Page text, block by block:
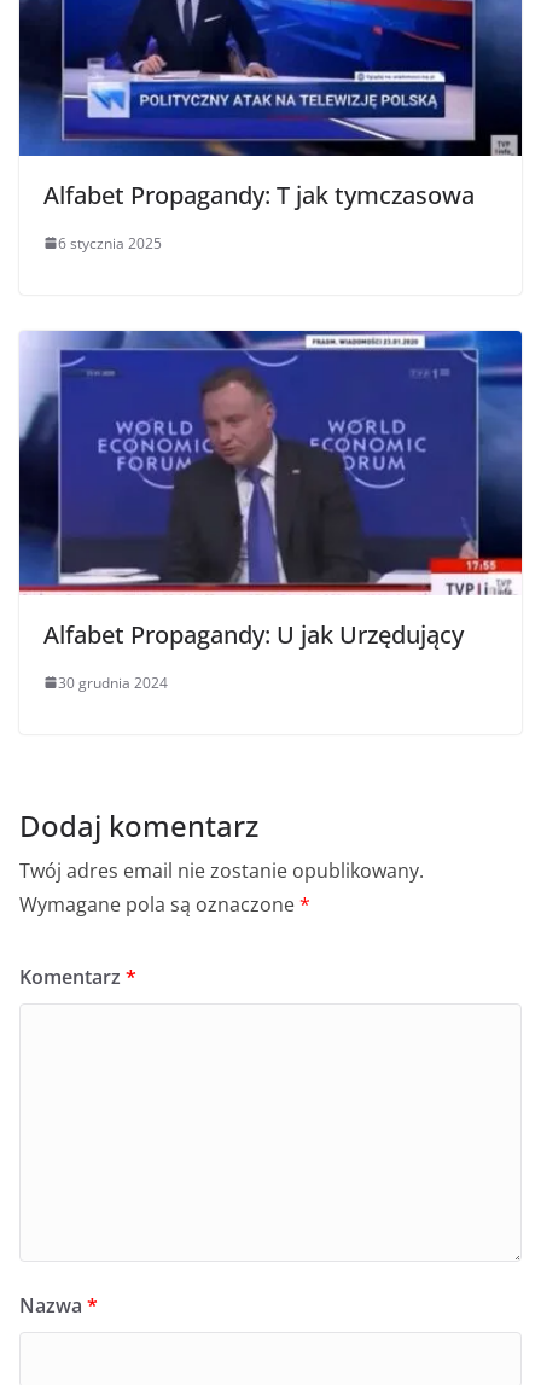
Alfabet Propagandy: T jak tymczasowa
6 stycznia 2025
Alfabet Propagandy: U jak Urzędujący
30 grudnia 2024
Dodaj komentarz
Twój adres email nie zostanie opublikowany.
Wymagane pola są oznaczone*
Komentarz *
Nazwa *